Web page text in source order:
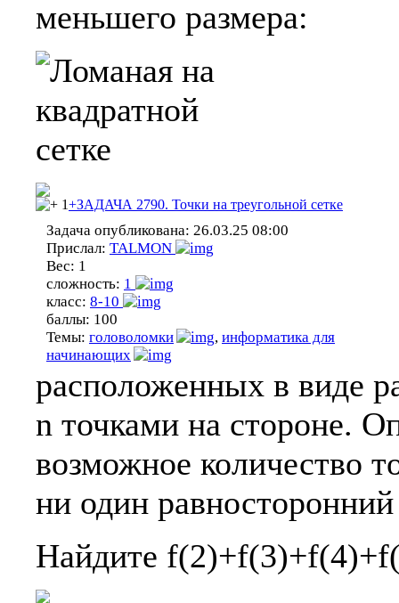
меньшего размера:
1+ЗАДАЧА 2790. Точки на треугольной сетке
Задача опубликована: 26.03.25 08:00
Прислал: TALMON
Вес: 1
сложность: 1
класс: 8-10
баллы: 100
Темы: головоломки , информатика для
начинающих
расположенных в виде
n точками на стороне.
возможное количество
ни один
Найдите